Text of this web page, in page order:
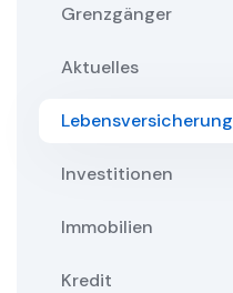
Grenzgänger
Aktuelles
Lebensversicherung
Investitionen
Immobilien
Kredit